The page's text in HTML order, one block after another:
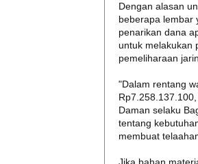
Dengan alasan
beberapa lembar
penarikan dana
untuk melakukan
pemeliharaan
"Dalam rentang
Daman selaku
tentang
membuat